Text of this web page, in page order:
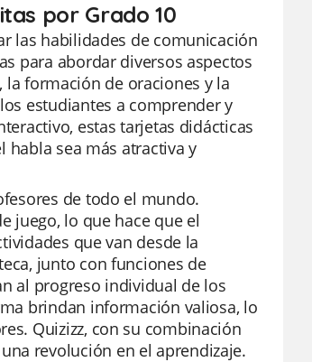
por Grado 10
las habilidades de comunicación
para abordar diversos aspectos
formación de oraciones y la
estudiantes a comprender y
estas tarjetas didácticas
habla sea más atractiva y
de todo el mundo.
juego, lo que hace que el
que van desde la
junto con funciones de
al progreso individual de los
brindan información valiosa, lo
Quizizz, con su combinación
revolución en el aprendizaje.